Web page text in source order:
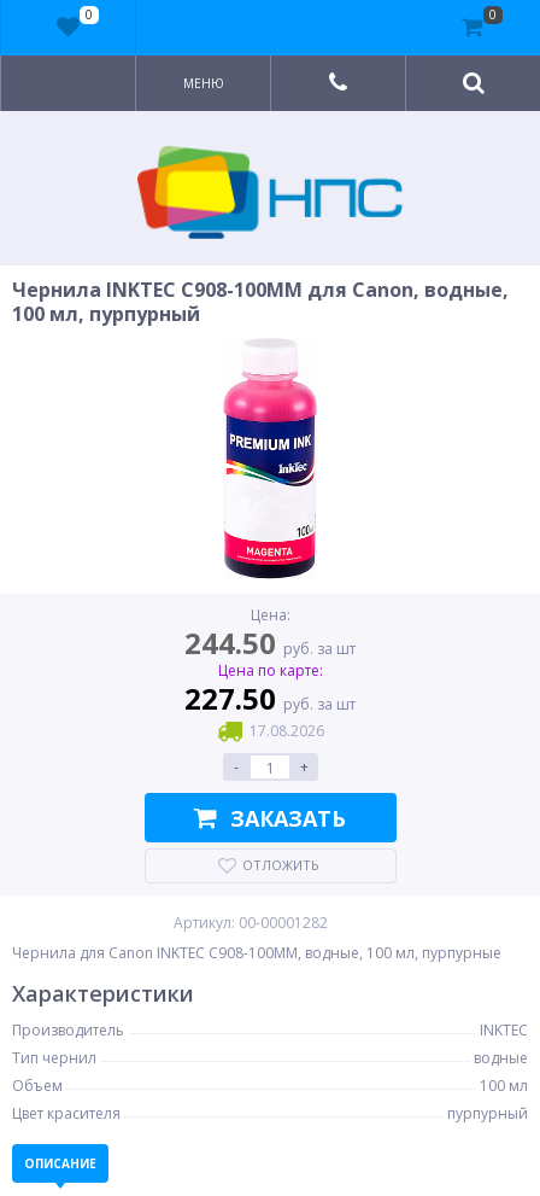
МЕНЮ
Чернила INKTEC C908-100MM для Canon, водные,
100 мл, пурпурный
Цена:
244.50 руб. за шт
Цена по карте:
227.50 руб. за шт
17.08.2026
-
+
ЗАКАЗАТЬ
ОТЛОЖИТЬ
Артикул: 00-00001282
Чернила для Canon INKTEC C908-100MM, водные, 100 мл, пурпурные
Характеристики
Производитель
INKTEC
Тип чернил
водные
Объем
100 мл
Цвет красителя
пурпурный
ОПИСАНИЕ
0 0